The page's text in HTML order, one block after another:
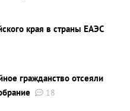
края в страны ЕАЭС
гражданство отсеяли
18